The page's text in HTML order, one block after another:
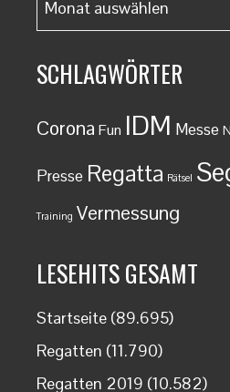
monatlich
SCHLAGWÖRTER
Corona Fun IDM Messe
Presse Regatta Rätsel
Training Vermessung
LESEHITS GESAMT
Startseite (89.695)
Regatten (11.790)
Regatten 2019 (10.582)